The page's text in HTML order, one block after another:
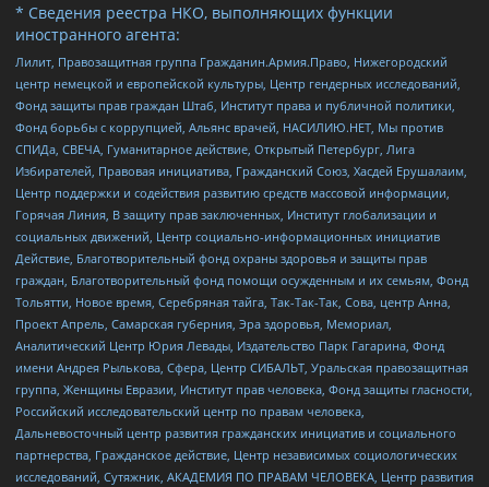
* Сведения реестра НКО, выполняющих функции
иностранного агента:
Лилит, Правозащитная группа Гражданин.Армия.Право, Нижегородский
центр немецкой и европейской культуры, Центр гендерных исследований,
Фонд защиты прав граждан Штаб, Институт права и публичной политики,
Фонд борьбы с коррупцией, Альянс врачей, НАСИЛИЮ.НЕТ, Мы против
СПИДа, СВЕЧА, Гуманитарное действие, Открытый Петербург, Лига
Избирателей, Правовая инициатива, Гражданский Союз, Хасдей Ерушалаим,
Центр поддержки и содействия развитию средств массовой информации,
Горячая Линия, В защиту прав заключенных, Институт глобализации и
социальных движений, Центр социально-информационных инициатив
Действие, Благотворительный фонд охраны здоровья и защиты прав
граждан, Благотворительный фонд помощи осужденным и их семьям, Фонд
Тольятти, Новое время, Серебряная тайга, Так-Так-Так, Сова, центр Анна,
Проект Апрель, Самарская губерния, Эра здоровья, Мемориал,
Аналитический Центр Юрия Левады, Издательство Парк Гагарина, Фонд
имени Андрея Рылькова, Сфера, Центр СИБАЛЬТ, Уральская правозащитная
группа, Женщины Евразии, Институт прав человека, Фонд защиты гласности,
Российский исследовательский центр по правам человека,
Дальневосточный центр развития гражданских инициатив и социального
партнерства, Гражданское действие, Центр независимых социологических
исследований, Сутяжник, АКАДЕМИЯ ПО ПРАВАМ ЧЕЛОВЕКА, Центр развития